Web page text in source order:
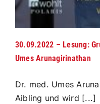
30.09.2022 – Lesung:
Umes Arunagirinathan
Dr. med. Umes
Aibling und wird [...]